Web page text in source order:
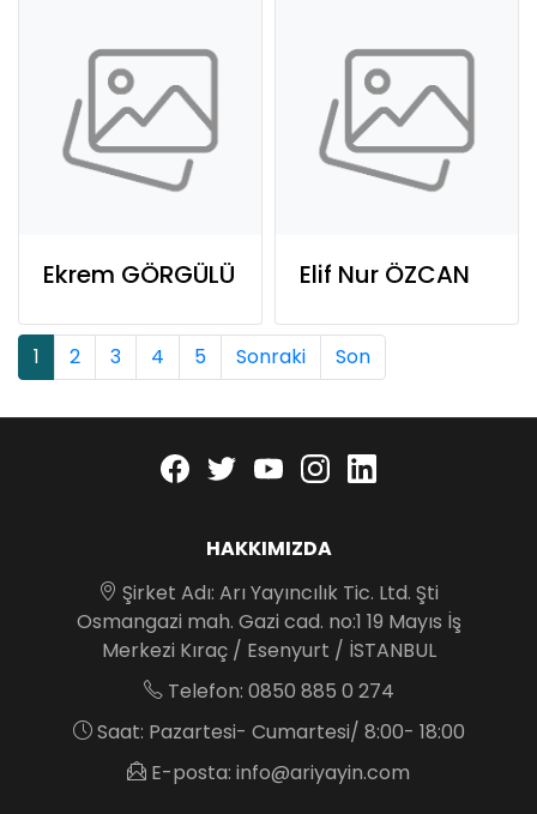
Ekrem GÖRGÜLÜ Elif Nur ÖZCAN
1 2 3 4 5 Sonraki Son
Facebook
twitteryoutubeinstagram
HAKKIMIZDA
Şirket Adı: Arı Yayıncılık Tic. Ltd. Şti
Osmangazi mah. Gazi cad. no:1 19 Mayıs İş
Merkezi Kıraç / Esenyurt / İSTANBUL
Telefon: 0850 885 0 274
Saat: Pazartesi- Cumartesi/ 8:00- 18:00
E-posta: info@ariyayin.com